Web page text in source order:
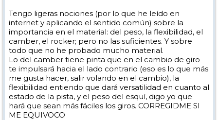
Tengo ligeras nociones (por lo que he leído en
internet y aplicando el sentido común) sobre la
importancia en el material: del peso, la flexibilidad, el
camber, el rocker; pero no las suficientes. Y sobre
todo que no he probado mucho material.
Lo del camber tiene pinta que en el cambio de giro
te impulsará hacia el lado contrario (eso es lo que más
me gusta hacer, salir volando en el cambio), la
flexibilidad entiendo que dará versatilidad en cuanto al
estado de la pista, y el peso del esquí, digo yo que
hará que sean más fáciles los giros. CORREGIDME SI
ME EQUIVOCO